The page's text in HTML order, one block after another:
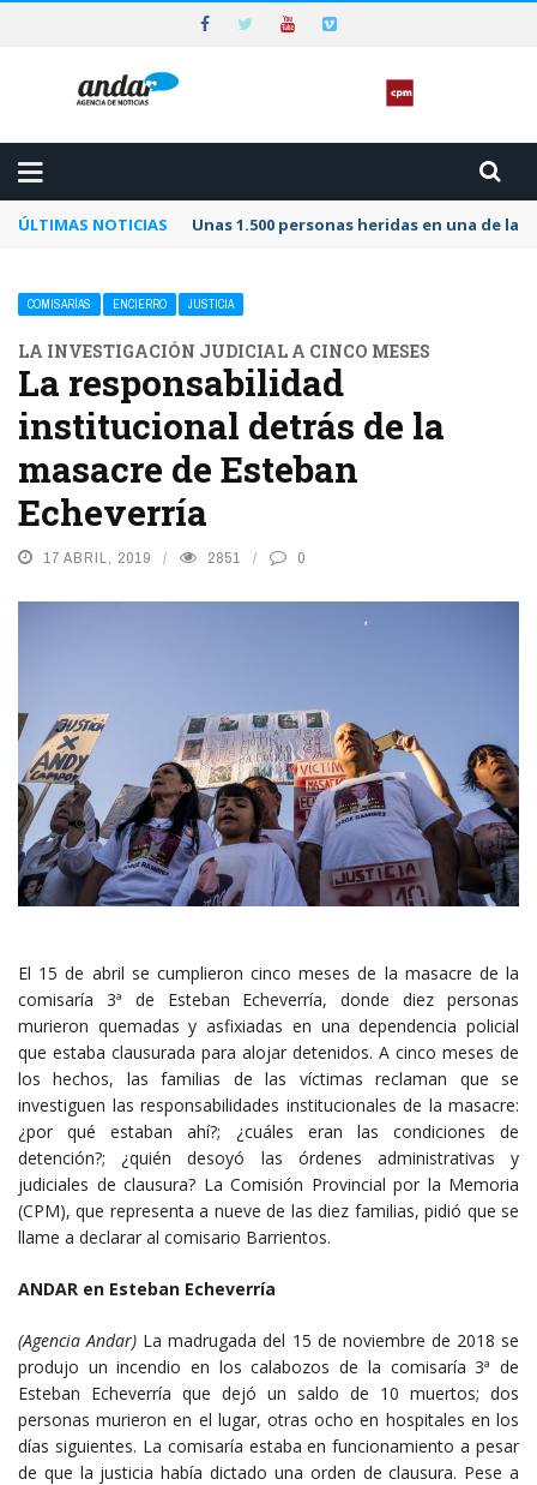
ÚLTIMAS NOTICIAS Unas 1.500 personas heridas en una de
COMISARÍAS ENCIERRO JUSTICIA
LA INVESTIGACIÓN JUDICIAL A CINCO MESES
La responsabilidad
institucional detrás de la
masacre de Esteban
Echeverría
17 ABRIL, 2019 2851 0
El 15 de abril se cumplieron cinco meses de la masacre de la
comisaría 3ª de Esteban Echeverría, donde diez personas
murieron quemadas y asfixiadas en una dependencia policial
que estaba clausurada para alojar detenidos. A cinco meses de
los hechos, las familias de las víctimas reclaman que se
investiguen las responsabilidades institucionales de la masacre:
¿por qué estaban ahí?; ¿cuáles eran las condiciones de
detención?; ¿quién desoyó las órdenes administrativas y
judiciales de clausura? La Comisión Provincial por la Memoria
(CPM), que representa a nueve de las diez familias, pidió que se
llame a declarar al comisario Barrientos.
ANDAR en Esteban Echeverría
(Agencia Andar) La madrugada del 15 de noviembre de 2018 se
produjo un incendio en los calabozos de la comisaría 3ª de
Esteban Echeverría que dejó un saldo de 10 muertos; dos
personas murieron en el lugar, otras ocho en hospitales en los
días siguientes. La comisaría estaba en funcionamiento a pesar
de que la justicia había dictado una orden de clausura. Pese a